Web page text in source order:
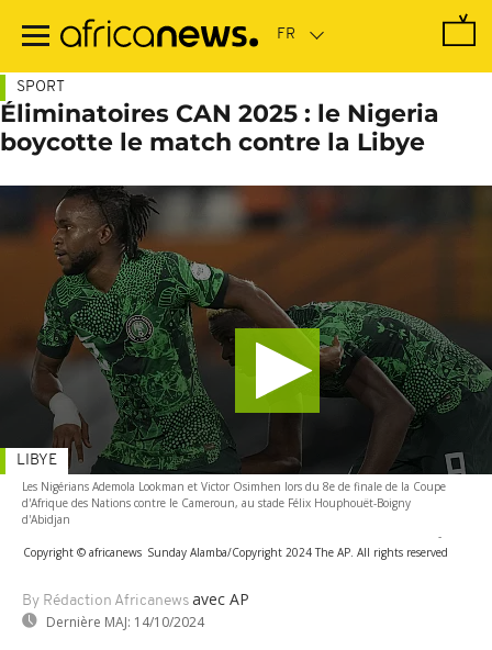
contenu
SPORT
Éliminatoires CAN 2025 : le Nigeria
boycotte le match contre la Libye
Les Nigérians Ademola Lookman et Victor Osimhen lors du 8e de finale de la Coupe
d'Afrique des Nations contre le Cameroun, au stade Félix Houphouët-Boigny
d'Abidjan
-
Copyright © africanews Sunday Alamba/Copyright 2024 The AP. All rights reserved
By Rédaction Africanews avec AP
Dernière MAJ: 14/10/2024
LIBYE